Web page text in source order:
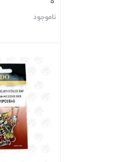
5
ناموجود